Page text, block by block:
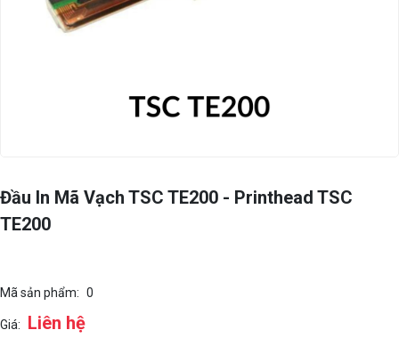
Đầu In Mã Vạch TSC TE200 - Printhead TSC
TE200
Mã sản phẩm: 0
Giá: Liên hệ